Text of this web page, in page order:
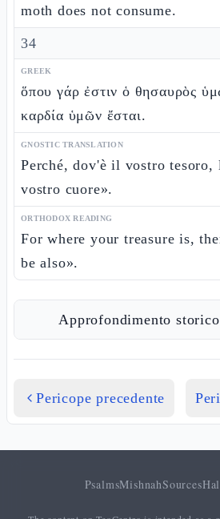
moth does not consume.
34
GREEK
ὅπου γάρ ἐστιν ὁ θησαυρὸς
καρδία ὑμῶν ἔσται.
GNOSTIC TRANSLATION
Perché, dov'è il vostro tesoro,
vostro cuore».
ORTHODOX READING
For where your treasure is,
be also».
Approfondimento
Pericope precedente
PsalmsMishnahSources